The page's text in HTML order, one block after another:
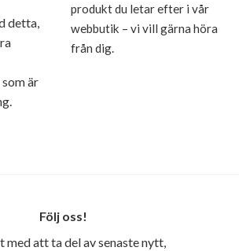
detta,
är
produkt du letar efter i vår
webbutik – vi vill gärna höra
från dig.
Följ oss!
med att ta del av senaste nytt,